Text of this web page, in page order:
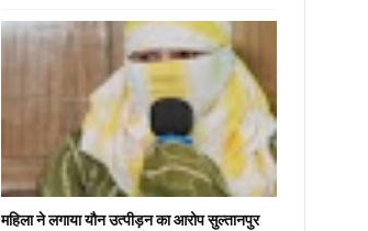
महिला ने लगाया यौन उत्पीड़न का आरोप सुल्तानपुर